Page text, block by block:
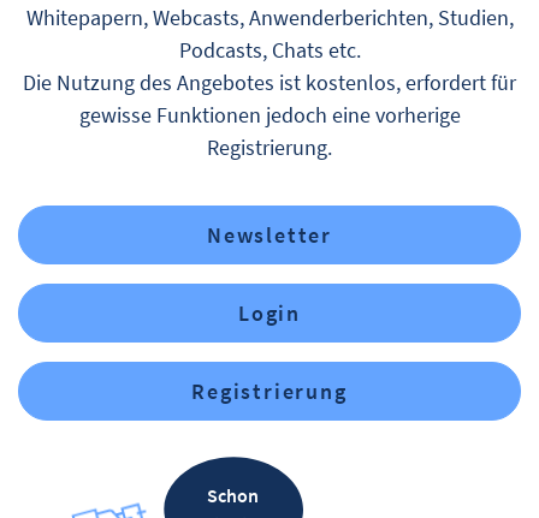
Whitepapern, Webcasts, Anwenderberichten, Studien,
Podcasts, Chats etc.
Die Nutzung des Angebotes ist kostenlos, erfordert für
gewisse Funktionen jedoch eine vorherige
Registrierung.
Newsletter
Login
Registrierung
Schon